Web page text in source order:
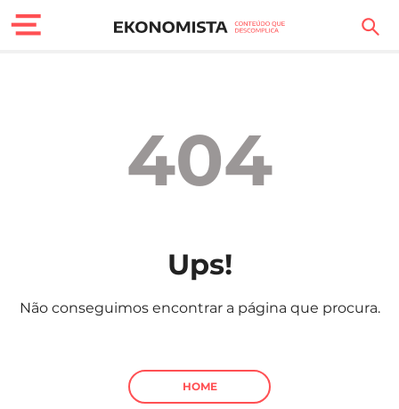
Carreira
Sociedade
Negócios
404
Ups!
Não conseguimos encontrar a página que procura.
HOME